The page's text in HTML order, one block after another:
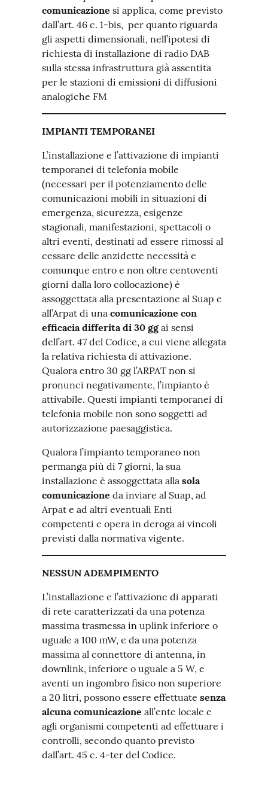
comunicazione si applica, come previsto
dall’art. 46 c. 1-bis, per quanto riguarda
gli aspetti dimensionali, nell’ipotesi di
richiesta di installazione di radio DAB
sulla stessa infrastruttura già assentita
per le stazioni di emissioni di diffusioni
analogiche FM
IMPIANTI TEMPORANEI
L’installazione e l’attivazione di impianti
temporanei di telefonia mobile
(necessari per il potenziamento delle
comunicazioni mobili in situazioni di
emergenza, sicurezza, esigenze
stagionali, manifestazioni, spettacoli o
altri eventi, destinati ad essere rimossi al
cessare delle anzidette necessità e
comunque entro e non oltre centoventi
giorni dalla loro collocazione) è
assoggettata alla presentazione al Suap e
all’Arpat di una comunicazione con
efficacia differita di 30 ggai sensi
dell’art. 47 del Codice, a cui viene allegata
la relativa richiesta di attivazione.
Qualora entro 30 gg l’ARPAT non si
pronunci negativamente, l’impianto è
attivabile. Questi impianti temporanei di
telefonia mobile non sono soggetti ad
autorizzazione paesaggistica.
Qualora l’impianto temporaneo non
permanga più di 7 giorni, la sua
installazione è assoggettata alla sola
comunicazione da inviare al Suap, ad
Arpat e ad altri eventuali Enti
competenti e opera in deroga ai vincoli
previsti dalla normativa vigente.
NESSUN ADEMPIMENTO
L’installazione e l’attivazione di apparati
di rete caratterizzati da una potenza
massima trasmessa in uplink inferiore o
uguale a 100 mW, e da una potenza
massima al connettore di antenna, in
downlink, inferiore o uguale a 5 W, e
aventi un ingombro fisico non superiore
a 20 litri, possono essere effettuate senza
alcuna comunicazione all’ente locale e
agli organismi competenti ad effettuare i
controlli, secondo quanto previsto
dall’art. 45 c. 4-ter del Codice.